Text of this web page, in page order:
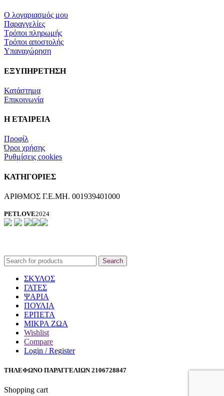
Ο λογαριασμός μου
Παραγγελίες
Τρόποι πληρωμής
Τρόποι αποστολής
Υπαναχώρηση
ΕΞΥΠΗΡΕΤΗΣΗ
Κατάστημα
Επικοινωνία
Η ΕΤΑΙΡΕΙΑ
Προφίλ
Όροι χρήσης
Ρυθμίσεις cookies
ΚΑΤΗΓΟΡΙΕΣ
ΑΡΙΘΜΟΣ Γ.Ε.ΜΗ. 001939401000
PETLOVE2024
Search
ΣΚΥΛΟΣ
ΓΑΤΕΣ
ΨΑΡΙΑ
ΠΟΥΛΙΑ
ΕΡΠΕΤΑ
ΜΙΚΡΑ ΖΩΑ
Wishlist
Compare
Login / Register
ΤΗΛΕΦΩΝΟ ΠΑΡΑΓΓΕΛΙΩΝ 2106728847
Shopping cart